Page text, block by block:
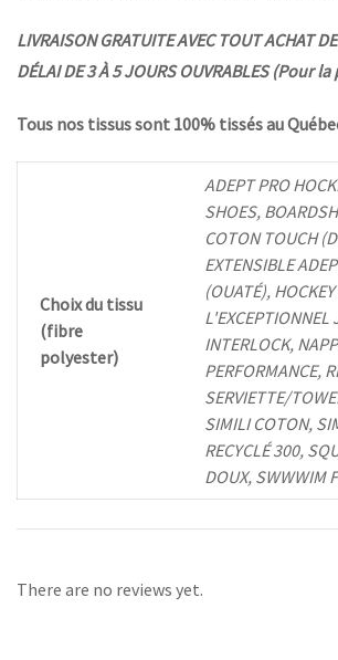
LIVRAISON GRATUITE AVEC TOUT ACHAT
DÉLAI DE 3 À 5 JOURS OUVRABLES (Pour
Tous nos tissus sont 100% tissés au
Choix du tissu
(fibre
polyester)
ADEPT PRO
SHOES,
COTON TOUCH
EXTENSIBLE
(OUATÉ),
L'EXCEPTIONNEL
INTERLOCK,
PERFORMANCE,
SERVIETTE/
SIMILI COTON,
RECYCLÉ 300,
DOUX, SWWWIM
There are no reviews yet.